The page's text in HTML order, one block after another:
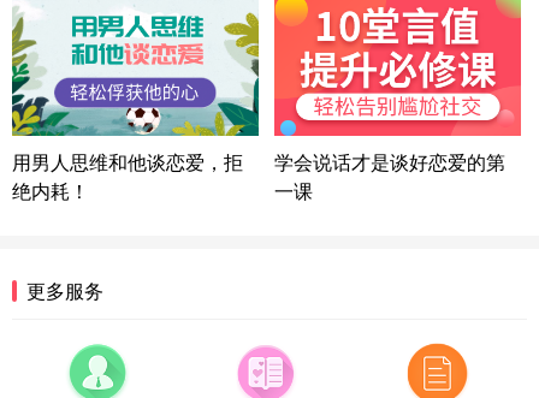
湖北-武汉 135****7410
41分钟前
微信用户 困困魚? 通过此页面咨询，已获得专属情感
方案
陕西-西安 139****6283
3分钟前
情感方案
浙江-宁波 150****8921
福建-厦门 159****4462
53分钟前
微信用户 凌乱小羊 通过此页面咨询，已获得专属情
用男人思维和他谈恋爱，拒
绝内耗！
学会说话才是谈好恋爱的第
一课
更多服务